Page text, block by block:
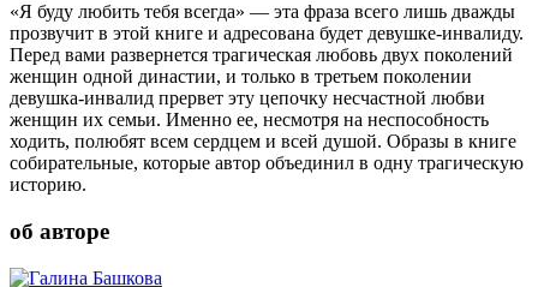
«Я буду любить тебя всегда» — эта фраза всего лишь дважды
прозвучит в этой книге и адресована будет девушке-инвалиду.
Перед вами развернется трагическая любовь двух поколений
женщин одной династии, и только в третьем поколении
девушка-инвалид прервет эту цепочку несчастной любви
женщин их семьи. Именно ее, несмотря на неспособность
ходить, полюбят всем сердцем и всей душой. Образы в книге
собирательные, которые автор объединил в одну трагическую
историю.
об авторе